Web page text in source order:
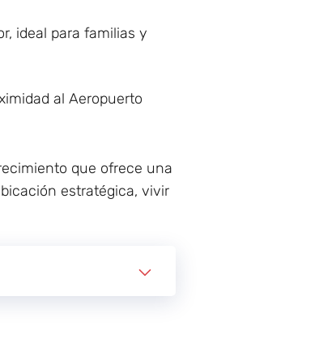
ideal para familias y
al Aeropuerto
que ofrece una
estratégica, vivir